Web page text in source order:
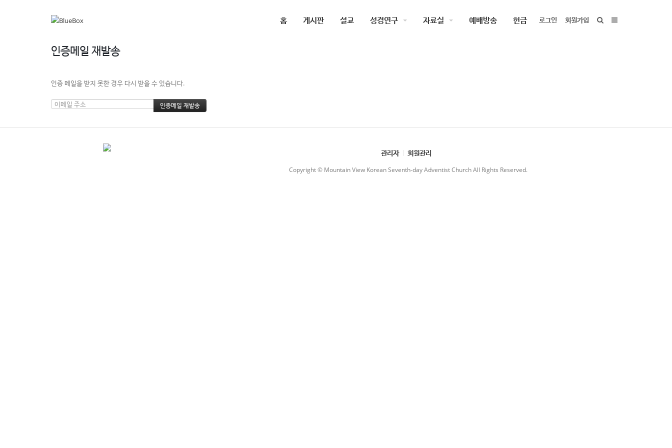
홈 게시판 설교 성경연구 자료실 예배방송 헌금 로그인 회원가입
인증메일 재발송
인증 메일을 받지 못한 경우 다시 받을 수 있습니다.
관리자 회원관리
Copyright © Mountain View Korean Seventh-day Adventist Church All Rights Reserved.